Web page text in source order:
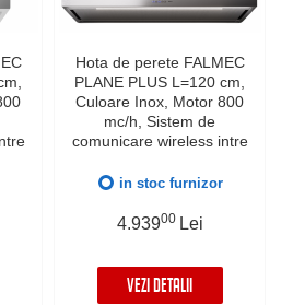
Hota de perete FALMEC
PLANE PLUS L=120 cm,
Culoare Inox, Motor 800
mc/h, Sistem de
comunicare wireless intre
Aspiratie perimetrala,
Dynamic Control
in stoc furnizor
4.93900 Lei
VEZI DETALII